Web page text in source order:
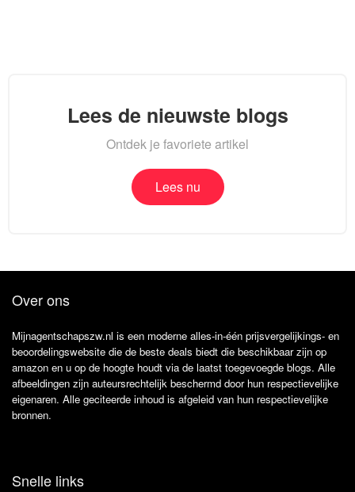
Lees de nieuwste blogs
Ontdek je favoriete artikel
Lees nu
Over ons
Mijnagentschapszw.nl is een moderne alles-in-één prijsvergelijkings- en
beoordelingswebsite die de beste deals biedt die beschikbaar zijn op
amazon en u op de hoogte houdt via de laatst toegevoegde blogs. Alle
afbeeldingen zijn auteursrechtelijk beschermd door hun respectievelijke
eigenaren. Alle geciteerde inhoud is afgeleid van hun respectievelijke
bronnen.
Snelle links